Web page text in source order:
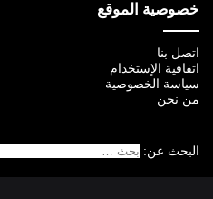
خصوصية الموقع
اتصل بنا
اتفاقية الإستخدام
سياسة الخصوصية
من نحن
البحث عن: